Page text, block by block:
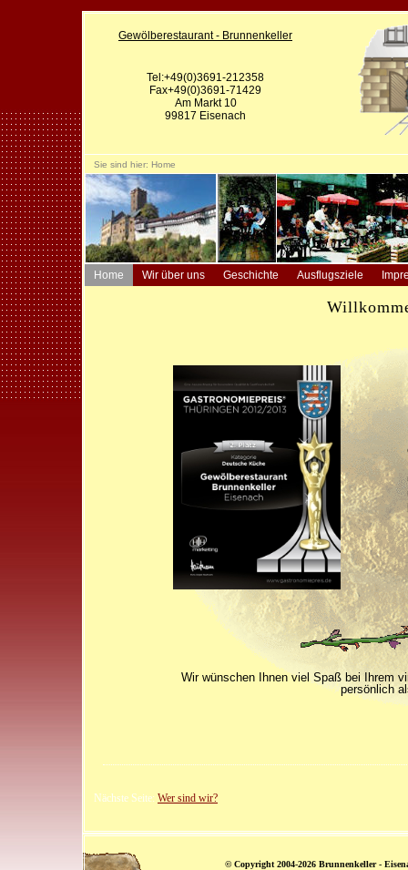
Gewölberestaurant - Brunnenkeller
Tel:+49(0)3691-212358
Fax+49(0)3691-71429
Am Markt 10
99817 Eisenach
Sie sind hier: Home
Home Wir über uns Geschichte Ausflugsziele
Wir wünschen Ihnen viel Spaß bei Ihrem
persönlich
Nächste Seite: Wer sind wir?
© Copyright 2004-2026 Brunnenkeller -